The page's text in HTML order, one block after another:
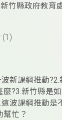
竹縣政府教育
(1)
新課綱推動
麼?3.新竹縣是
波課綱推動是
幫忙？